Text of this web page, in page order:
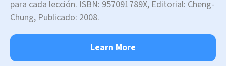
para cada lección. ISBN: 957091789X, Editorial: Cheng-
Chung, Publicado: 2008.
Learn More